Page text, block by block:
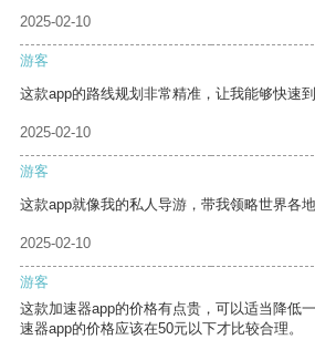
2025-02-10
游客
这款app的路线规划非常精准，让我能够快速到
2025-02-10
游客
这款app就像我的私人导游，带我领略世界各地
2025-02-10
游客
这款加速器app的价格有点贵，可以适当降低
速器app的价格应该在50元以下才比较合理。